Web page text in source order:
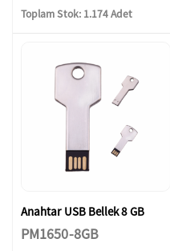
Toplam Stok: 1.174 Adet
Anahtar USB Bellek 8 GB
PM1650-8GB